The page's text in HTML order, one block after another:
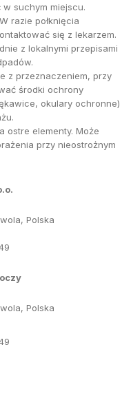
suchym miejscu.
razie połknięcia
się z lekarzem.
z lokalnymi przepisami
z przeznaczeniem, przy
środki ochrony
okulary ochronne)
ostre elementy. Może
przy nieostrożnym
Polska
Polska